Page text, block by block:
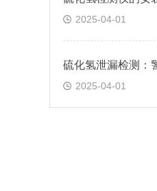
2025-04-01
2025-04-01